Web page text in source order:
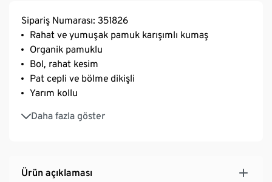
Sipariş Numarası: 351826
Rahat ve yumuşak pamuk karışımlı kumaş
Organik pamuklu
Bol, rahat kesim
Pat cepli ve bölme dikişli
Yarım kollu
Daha fazla göster
Yumuşacık şardonlanmış iç yüzey
Elastanlı: formunu korur, mükemmel oturur, çok
Ürün açıklaması